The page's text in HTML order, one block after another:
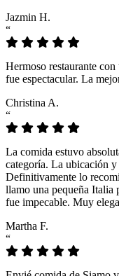
Jazmin H.
“
Hermoso restaurante
fue espectacular. La
Christina A.
“
La comida estuvo
categoría. La ubicación
Definitivamente lo
llamo una pequeña Italia
fue impecable. Muy
Martha F.
“